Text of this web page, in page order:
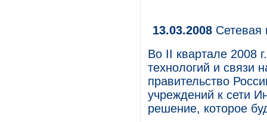
13.03.2008 Сетевая
Во II квартале 2008
технологий и связи
правительство
учреждений к сети
решение, которое